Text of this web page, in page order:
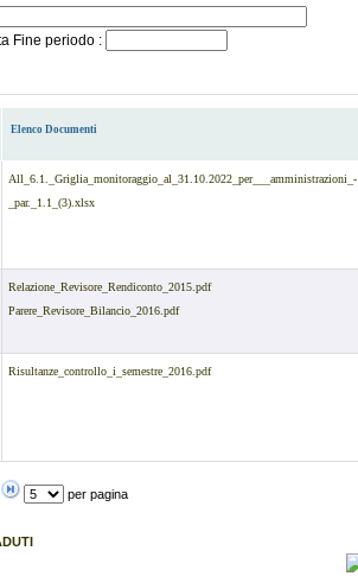
Fine periodo :
Elenco Documenti
All_6.1._Griglia_monitoraggio_al_31.10.2022_per___amministrazioni_-
_par._1.1_(3).xlsx
Relazione_Revisore_Rendiconto_2015.pdf
Parere_Revisore_Bilancio_2016.pdf
Risultanze_controllo_i_semestre_2016.pdf
per pagina